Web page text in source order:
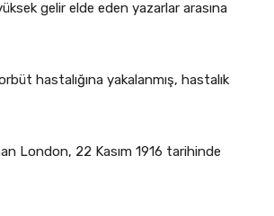
gelir elde eden yazarlar arasına
hastalığına yakalanmış, hastalık
London, 22 Kasım 1916 tarihinde